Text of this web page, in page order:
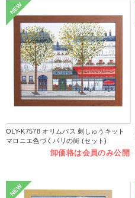
NEW
OLY-K7578 オリムパス 刺しゅうキット
マロニエ色づくパリの街 (セット)
卸価格は会員のみ公開
NEW